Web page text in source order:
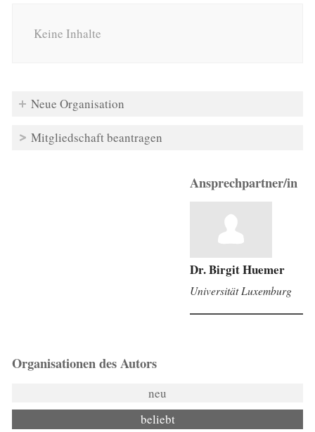
Keine Inhalte
Neue Organisation
Mitgliedschaft beantragen
Ansprechpartner/in
Dr. Birgit Huemer
Universität Luxemburg
Organisationen des Autors
neu
beliebt